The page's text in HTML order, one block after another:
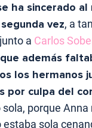
ha sincerado
vez, a
a Carlos
además
los hermanos
por culpa del
porque
estaba sola